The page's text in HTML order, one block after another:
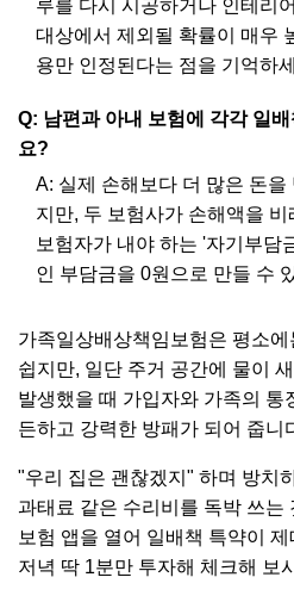
루를 다시 시공하거나 인테리
대상에서 제외될 확률이 매우
용만 인정된다는 점을 기억하
Q: 남편과 아내 보험에 각각 일
요?
A: 실제 손해보다 더 많은 돈
지만, 두 보험사가 손해액을
보험자가 내야 하는 '자기부담
인 부담금을 0원으로 만들 수
가족일상배상책임보험은 평소에
쉽지만, 일단 주거 공간에 물이
발생했을 때 가입자와 가족의 통
든하고 강력한 방패가 되어 줍니
"우리 집은 괜찮겠지" 하며 방치
과태료 같은 수리비를 독박 쓰는
보험 앱을 열어 일배책 특약이
저녁 딱 1분만 투자해 체크해 보